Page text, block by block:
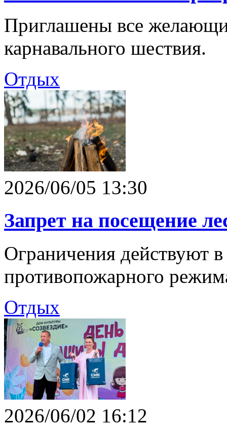
Приглашены все
карнавального шествия.
Отдых
2026/06/05 13:30
Запрет на посещение
Ограничения действуют
противопожарного
Отдых
2026/06/02 16:12